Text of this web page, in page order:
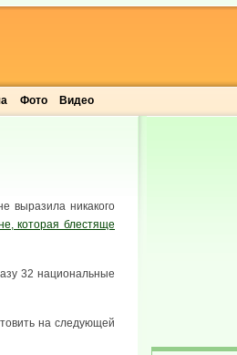
Фото Видео
выразила никакого
которая блестяще
32 национальные
на следующей